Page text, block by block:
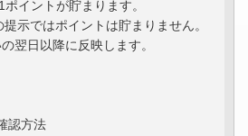
イントが貯まります。
示ではポイントは貯まりません。
翌日以降に反映します。
認方法